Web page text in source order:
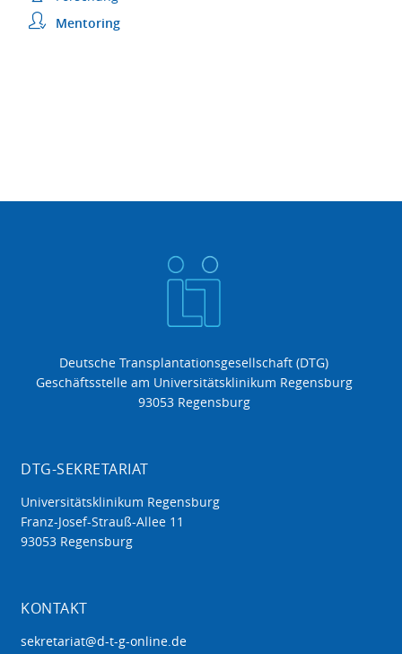
Mentoring
Deutsche Transplantationsgesellschaft (DTG)
Geschäftsstelle am Universitätsklinikum Regensburg
93053 Regensburg
DTG-SEKRETARIAT
Universitätsklinikum Regensburg
Franz-Josef-Strauß-Allee 11
93053 Regensburg
KONTAKT
sekretariat@d-t-g-online.de